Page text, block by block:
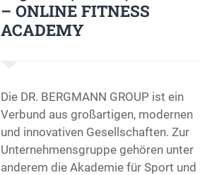
– ONLINE FITNESS
ACADEMY
Die DR. BERGMANN GROUP ist ein
Verbund aus großartigen, modernen
und innovativen Gesellschaften. Zur
Unternehmensgruppe gehören unter
anderem die Akademie für Sport und